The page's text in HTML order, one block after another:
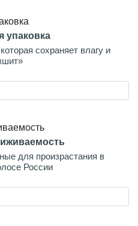
упаковка
сохраняет влагу и
для произрастания в
России